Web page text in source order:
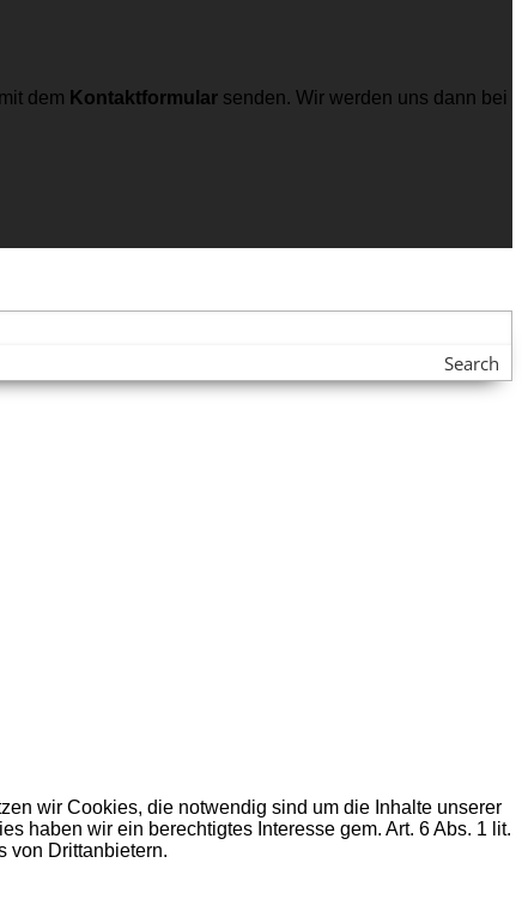
dem Kontaktformular senden. Wir werden uns dann bei
Search
wir Cookies, die notwendig sind um die Inhalte unserer
haben wir ein berechtigtes Interesse gem. Art. 6 Abs. 1 lit.
von Drittanbietern.